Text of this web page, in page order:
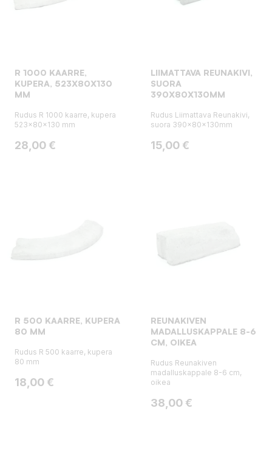
R 1000 KAARRE,
KUPERA, 523X80X130
MM
Rudus R 1000 kaarre, kupera
523x80x130 mm
Hinta
28,00 €
LIIMATTAVA REUNAKIVI,
SUORA
390X80X130MM
Rudus Liimattava Reunakivi,
suora 390x80x130mm
Hinta
15,00 €
R 500 KAARRE, KUPERA
80 MM
Rudus R 500 kaarre, kupera
80 mm
Hinta
18,00 €
REUNAKIVEN
MADALLUSKAPPALE 8-6
CM, OIKEA
Rudus Reunakiven
madalluskappale 8-6 cm,
oikea
Hinta
38,00 €